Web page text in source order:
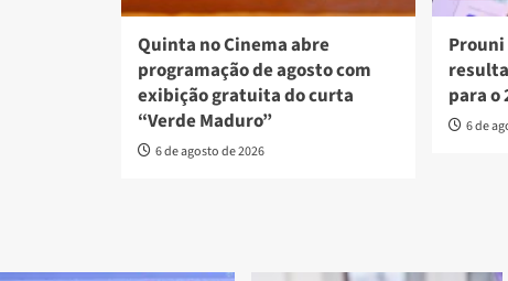
Quinta no Cinema abre
programação de agosto com
exibição gratuita do curta
“Verde Maduro”
6 de agosto de 2026
para o
6 de